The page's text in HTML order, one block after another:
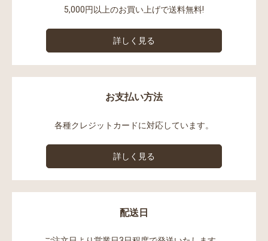
5,000円以上のお買い上げで送料無料!
詳しく見る
お支払い方法
各種クレジットカードに対応しています。
詳しく見る
配送日